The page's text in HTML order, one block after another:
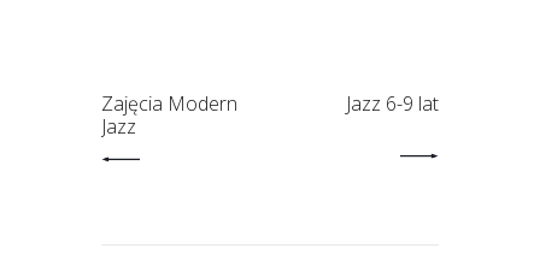
Zajęcia Modern
Jazz
Jazz 6-9 lat